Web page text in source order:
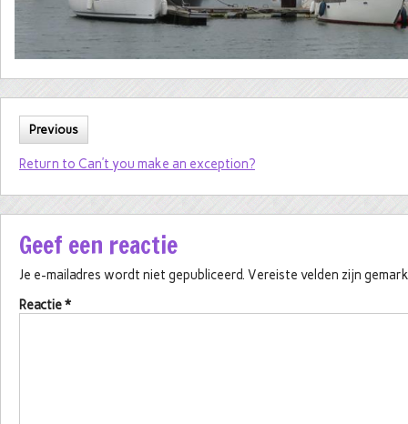
Previous
Return to Can’t you make an exception?
Geef een reactie
Je e-mailadres wordt niet gepubliceerd. Vereiste velden zijn
Reactie*